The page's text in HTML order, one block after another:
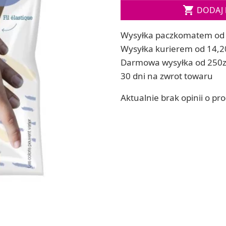
ręcznych
Dodatki: barwniki i zapachy
RZEŹBA, GLINY I ODLEWY
Lepienie i rzeźbienie
Odlewy dekoracyjne
Modelowanie dla dzieci
 DODAJ
Wysyłka paczkomatem od
Wysyłka kurierem od
Darmowa wysyłka od
30 dni na zwrot towaru
Aktualnie brak opinii o